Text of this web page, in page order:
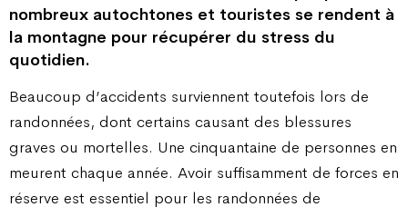
nombreux autochtones et touristes se rendent à
la montagne pour récupérer du stress du
quotidien.
Beaucoup d’accidents surviennent toutefois lors de
randonnées, dont certains causant des blessures
graves ou mortelles. Une cinquantaine de personnes en
meurent chaque année. Avoir suffisamment de forces en
réserve est essentiel pour les randonnées de